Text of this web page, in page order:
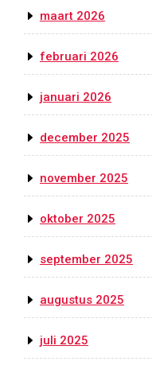
maart 2026
februari 2026
januari 2026
december 2025
november 2025
oktober 2025
september 2025
augustus 2025
juli 2025